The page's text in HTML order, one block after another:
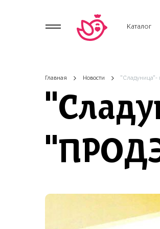
Каталог
Главная Новости "Сладуница"-